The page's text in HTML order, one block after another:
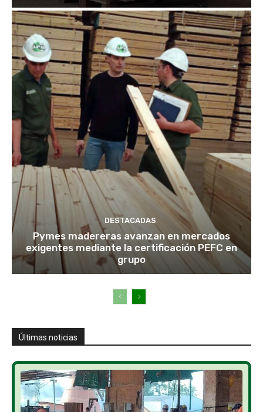
DESTACADAS
Pymes madereras avanzan en mercados
exigentes mediante la certificación PEFC en
grupo
Últimas noticias